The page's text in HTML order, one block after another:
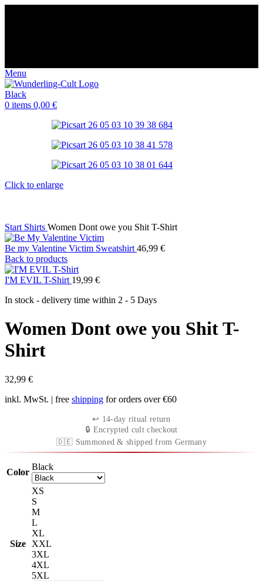
Menu
0 items 0,00 €
Click to enlarge
Start Shirts Women Dont owe you Shit T-Shirt
Be my Valentine Victim Sweatshirt 46,99 €
Back to products
I'M EVIL T-Shirt 19,99 €
In stock - delivery time within 2 - 5 Days
Women Dont owe you Shit T-
Shirt
32,99 €
inkl. MwSt. | free shipping for orders over €60
↩︎ 14-day ritual return
🔒 Encrypted cult checkout
🇩🇪 Summoned & shipped from Germany
Color
Black
Size
XS
S
M
L
XL
XXL
3XL
4XL
5XL